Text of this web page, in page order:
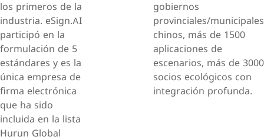
los primeros de la
industria. eSign.AI
participó en la
formulación de 5
estándares y es la
única empresa de
firma electrónica
que ha sido
incluida en la lista
Hurun Global
gobiernos
provinciales/municipales
chinos, más de 1500
aplicaciones de
escenarios, más de 3000
socios ecológicos con
integración profunda.